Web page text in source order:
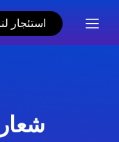
استئجار